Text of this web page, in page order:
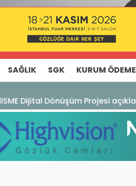
SAĞLIK SGK KURUM
Dijital Dönüşüm Projesi